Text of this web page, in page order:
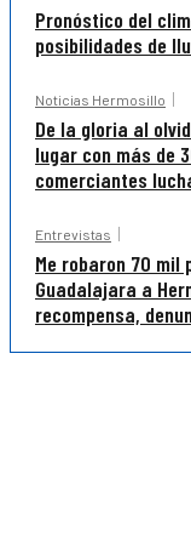
Pronóstico del
posibilidades de
Noticias Hermosillo
De la gloria al
lugar con más de
comerciantes
Entrevistas
Me robaron 70 mil
Guadalajara a
recompensa,